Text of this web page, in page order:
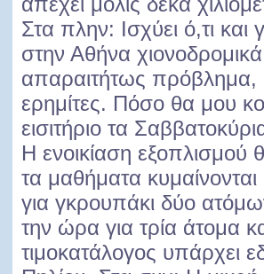
Στα πλην: Ισχύει ό,τι και
στην Αθήνα
απαραιτήτως πρόβλημα,
ερημίτες. Πόσο θα μου
εισιτήριο τα
Η ενοικίαση εξοπλισμού
τα μαθήματα
για γκρουπάκι δύο
την ώρα για τρία άτομα
τιμοκατάλογος υπάρχει